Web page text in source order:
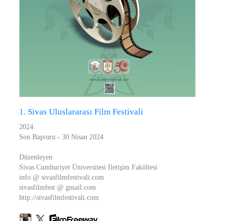
1. Sivas Uluslararası Film Festivali
2024
Son Başvuru - 30 Nisan 2024
Düzenleyen
Sivas Cumhuriyet Üniversitesi İletişim Fakültesi
info @ sivasfilmfestivali.com
sivasfilmfest @ gmail.com
http://sivasfilmfestivali.com